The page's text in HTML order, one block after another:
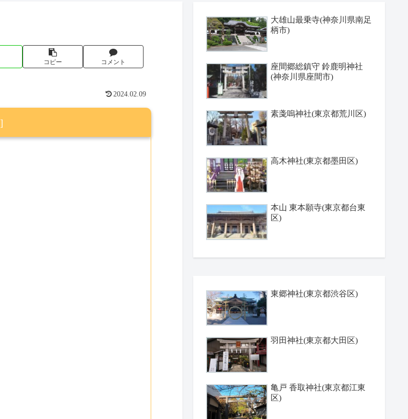
コピー コメント
2024.02.09
大雄山最乗寺(神奈川県南足
柄市)
座間郷総鎮守 鈴鹿明神社
(神奈川県座間市)
素戔嗚神社(東京都荒川区)
高木神社(東京都墨田区)
本山 東本願寺(東京都台東
区)
東郷神社(東京都渋谷区)
羽田神社(東京都大田区)
亀戸 香取神社(東京都江東
区)